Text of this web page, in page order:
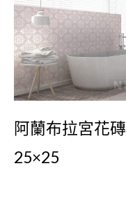
阿蘭布拉宮花磚
25×25